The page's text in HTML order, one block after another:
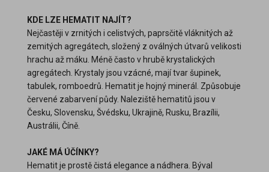
KDE LZE HEMATIT NAJÍT?
Nejčastěji v zrnitých i celistvých, paprsčitě vláknitých až
zemitých agregátech, složený z oválných útvarů velikosti
hrachu až máku. Méně často v hrubě krystalických
agregátech. Krystaly jsou vzácné, mají tvar šupinek,
tabulek, romboedrů. Hematit je hojný minerál. Způsobuje
červené zabarvení půdy. Naleziště hematitů jsou v
Česku, Slovensku, Švédsku, Ukrajině, Rusku, Brazílii,
Austrálii, Číně.
JAKÉ MÁ ÚČÍNKY?
Hematit je prostě čistá elegance a nádhera. Býval